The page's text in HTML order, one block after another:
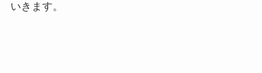
いきます。